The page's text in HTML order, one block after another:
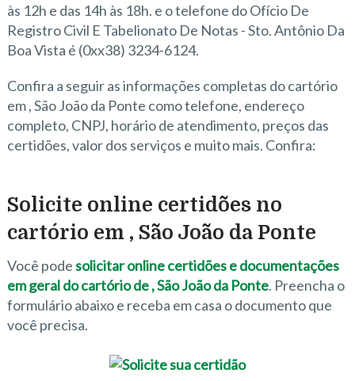
às 12h e das 14h às 18h. e o telefone do Ofício De
Registro Civil E Tabelionato De Notas - Sto. Antônio Da
Boa Vista é (0xx38) 3234-6124.
Confira a seguir as informações completas do cartório
em , São João da Ponte como telefone, endereço
completo, CNPJ, horário de atendimento, preços das
certidões, valor dos serviços e muito mais. Confira:
Solicite online certidões no
cartório em , São João da Ponte
Você podesolicitar online certidões e documentações
em geral do cartório de , São João da Ponte. Preencha o
formulário abaixo e receba em casa o documento que
você precisa.